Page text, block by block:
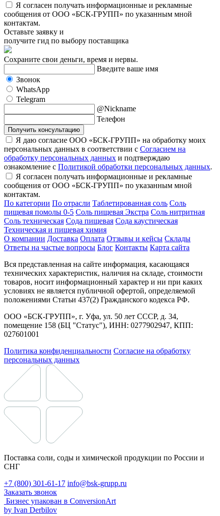
Я согласен получать информационные и рекламные
сообщения от ООО «БСК-ГРУПП» по указанным мной
контактам.
Оставьте заявку и
получите гид по выбору поставщика
Сохраните свои деньги, время и нервы.
Введите ваше имя
Звонок
WhatsApp
Telegram
@Nickname
Телефон
Получить консультацию
Я даю согласие ООО «БСК-ГРУПП» на обработку моих
персональных данных в соответствии с Согласием на
обработку персональных данных и подтверждаю
ознакомление с Политикой обработки персональных данных.
Я согласен получать информационные и рекламные
сообщения от ООО «БСК-ГРУПП» по указанным мной
контактам.
По категории По отрасли Таблетированная соль Соль
пищевая помолы 0-5 Соль пищевая Экстра Соль нитритная
Соль техническая Сода пищевая Сода каустическая
Техническая и пищевая химия
О компании Доставка Оплата Отзывы и кейсы Склады
Ответы на частые вопросы Блог Контакты Карта сайта
Вся представленная на сайте информация, касающаяся
технических характеристик, наличия на складе, стоимости
товаров, носит информационный характер и ни при каких
условиях не является публичной офертой, определяемой
положениями Статьи 437(2) Гражданского кодекса РФ.
ООО «БСК-ГРУПП», г. Уфа, ул. 50 лет СССР, д. 34,
помещение 158 (БЦ "Статус"), ИНН: 0277902947, КПП:
027601001
Политика конфиденциальности Согласие на обработку
персональных данных
Поставка соли, соды и химической продукции по России и
СНГ
+7 (800) 301-61-17 info@bsk-grupp.ru
Заказать звонок
Бизнес упакован в ConversionArt
by Ivan Derbilov